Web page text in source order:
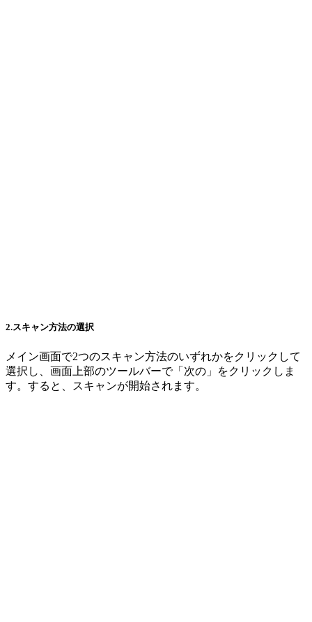
2.スキャン方法の選択
メイン画面で2つのスキャン方法のいずれかをクリックして
選択し、画面上部のツールバーで「次の」をクリックしま
す。すると、スキャンが開始されます。